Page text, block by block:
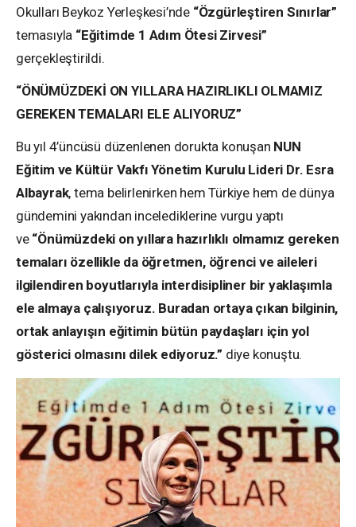
Okulları Beykoz Yerleşkesi’nde “Özgürleştiren Sınırlar”
temasıyla “Eğitimde 1 Adım Ötesi Zirvesi”
gerçekleştirildi.
“ÖNÜMÜZDEKİ ON YILLARA HAZIRLIKLI OLMAMIZ
GEREKEN TEMALARI ELE ALIYORUZ”
Bu yıl 4’üncüsü düzenlenen dorukta konuşan NUN
Eğitim ve Kültür Vakfı Yönetim Kurulu Lideri Dr. Esra
Albayrak, tema belirlenirken hem Türkiye hem de dünya
gündemini yakından incelediklerine vurgu yaptı
ve “Önümüzdeki on yıllara hazırlıklı olmamız gereken
temaları özellikle da öğretmen, öğrenci ve aileleri
ilgilendiren boyutlarıyla interdisipliner bir yaklaşımla
ele almaya çalışıyoruz. Buradan ortaya çıkan bilginin,
ortak anlayışın eğitimin bütün paydaşları için yol
gösterici olmasını dilek ediyoruz.” diye konuştu.